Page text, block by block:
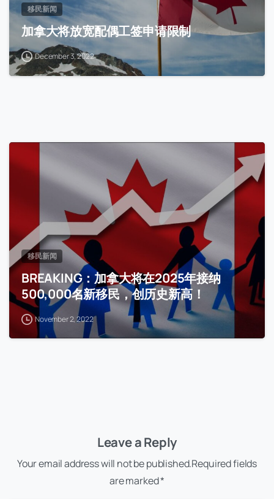
移民新闻
加拿大将放宽配偶工签申请限制
December 3, 2022
移民新闻
BREAKING：加拿大将在2025年接纳
500,000名新移民，创历史新高！
November 2, 2022
Leave a Reply
Your email address will not be published.Required fields
are marked *